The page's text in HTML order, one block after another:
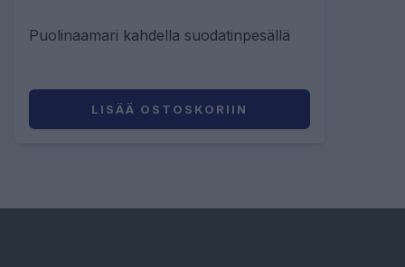
Puolinaamari kahdella suodatinpesällä
LISÄÄ OSTOSKORIIN